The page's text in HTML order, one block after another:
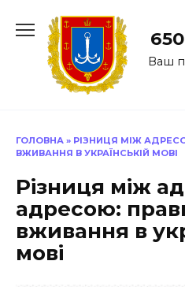
до
Ваш
ГОЛОВНА » РІЗНИЦЯ МІЖ
ВЖИВАННЯ В УКРАЇНСЬКІЙ МОВІ
Різниця між
адресою:
вживання в
мові